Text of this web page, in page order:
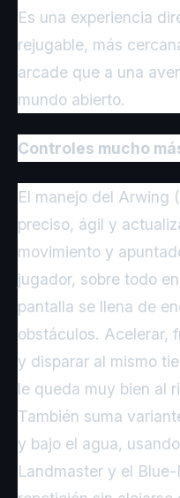
Es una experiencia
rejugable, más
arcade que a una
mundo abierto.
Controles mucho
El manejo del Arwing
preciso, ágil y
movimiento y
jugador, sobre todo
pantalla se llena de
obstáculos. Acelerar,
y disparar al mismo
le queda muy bien al
También suma
y bajo el agua,
Landmaster y el